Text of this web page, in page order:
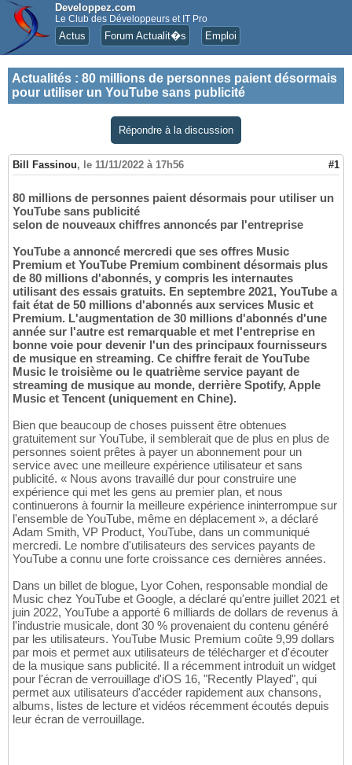
Developpez.com
Le Club des Développeurs et IT Pro
Actus Forum Actualit�s Emploi
Actualités : 80 millions de personnes paient désormais
pour utiliser un YouTube sans publicité
Répondre à la discussion
Bill Fassinou, le 11/11/2022 à 17h56 #1
80 millions de personnes paient désormais pour utiliser un
YouTube sans publicité
selon de nouveaux chiffres annoncés par l'entreprise
YouTube a annoncé mercredi que ses offres Music
Premium et YouTube Premium combinent désormais plus
de 80 millions d'abonnés, y compris les internautes
utilisant des essais gratuits. En septembre 2021, YouTube a
fait état de 50 millions d'abonnés aux services Music et
Premium. L'augmentation de 30 millions d'abonnés d'une
année sur l'autre est remarquable et met l'entreprise en
bonne voie pour devenir l'un des principaux fournisseurs
de musique en streaming. Ce chiffre ferait de YouTube
Music le troisième ou le quatrième service payant de
streaming de musique au monde, derrière Spotify, Apple
Music et Tencent (uniquement en Chine).
Bien que beaucoup de choses puissent être obtenues
gratuitement sur YouTube, il semblerait que de plus en plus de
personnes soient prêtes à payer un abonnement pour un
service avec une meilleure expérience utilisateur et sans
publicité. « Nous avons travaillé dur pour construire une
expérience qui met les gens au premier plan, et nous
continuerons à fournir la meilleure expérience ininterrompue sur
l'ensemble de YouTube, même en déplacement », a déclaré
Adam Smith, VP Product, YouTube, dans un communiqué
mercredi. Le nombre d'utilisateurs des services payants de
YouTube a connu une forte croissance ces dernières années.
Dans un billet de blogue, Lyor Cohen, responsable mondial de
Music chez YouTube et Google, a déclaré qu'entre juillet 2021 et
juin 2022, YouTube a apporté 6 milliards de dollars de revenus à
l'industrie musicale, dont 30 % provenaient du contenu généré
par les utilisateurs. YouTube Music Premium coûte 9,99 dollars
par mois et permet aux utilisateurs de télécharger et d'écouter
de la musique sans publicité. Il a récemment introduit un widget
pour l'écran de verrouillage d'iOS 16, "Recently Played", qui
permet aux utilisateurs d'accéder rapidement aux chansons,
albums, listes de lecture et vidéos récemment écoutés depuis
leur écran de verrouillage.